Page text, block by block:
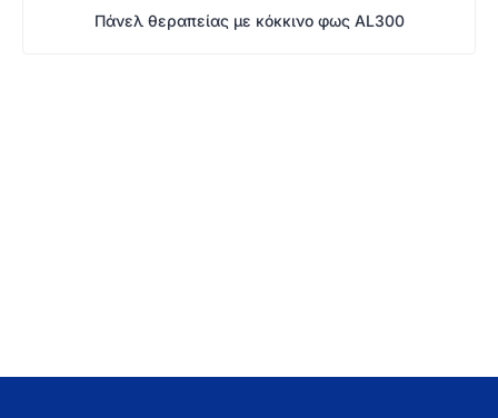
Πάνελ θεραπείας με κόκκινο φως AL300